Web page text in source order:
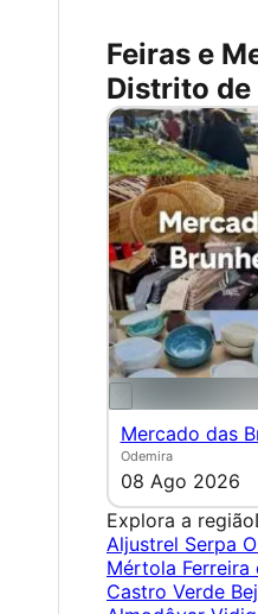
Feiras e
Distrito de
Mercado das
Odemira
08 Ago 2026
Explora a região
Aljustrel Serpa
Mértola
Castro Verde